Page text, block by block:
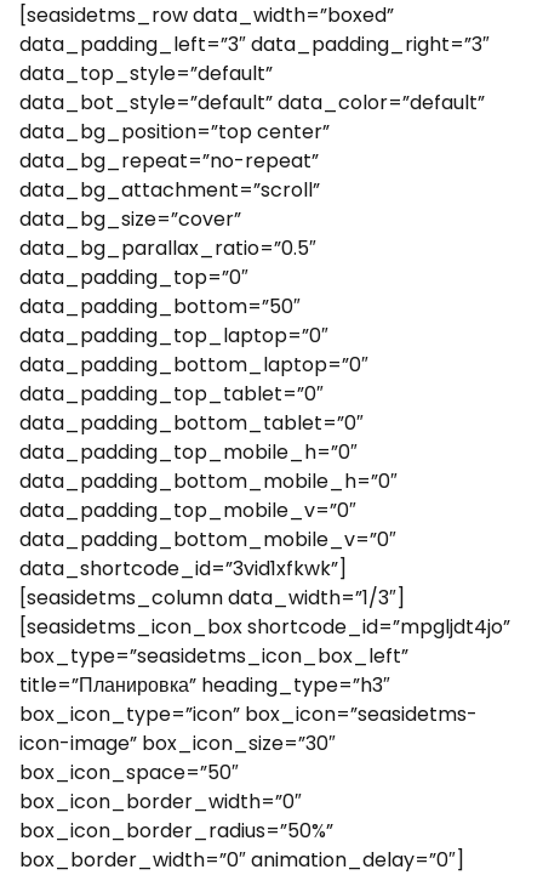
[seasidetms_row data_width=”boxed”
data_padding_left=”3″ data_padding_right=”3″
data_top_style=”default”
data_bot_style=”default” data_color=”default”
data_bg_position=”top center”
data_bg_repeat=”no-repeat”
data_bg_attachment=”scroll”
data_bg_size=”cover”
data_bg_parallax_ratio=”0.5″
data_padding_top=”0″
data_padding_bottom=”50″
data_padding_top_laptop=”0″
data_padding_bottom_laptop=”0″
data_padding_top_tablet=”0″
data_padding_bottom_tablet=”0″
data_padding_top_mobile_h=”0″
data_padding_bottom_mobile_h=”0″
data_padding_top_mobile_v=”0″
data_padding_bottom_mobile_v=”0″
data_shortcode_id=”3vid1xfkwk”]
[seasidetms_column data_width=”1/3″]
[seasidetms_icon_box shortcode_id=”mpgljdt4jo”
box_type=”seasidetms_icon_box_left”
title=”Планировка” heading_type=”h3″
box_icon_type=”icon” box_icon=”seasidetms-
icon-image” box_icon_size=”30″
box_icon_space=”50″
box_icon_border_width=”0″
box_icon_border_radius=”50%”
box_border_width=”0″ animation_delay=”0″]